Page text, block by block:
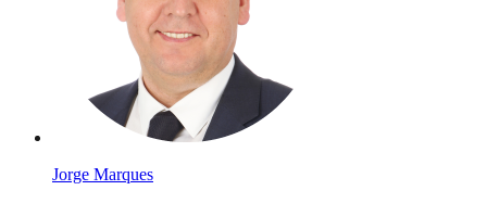
Jorge Marques